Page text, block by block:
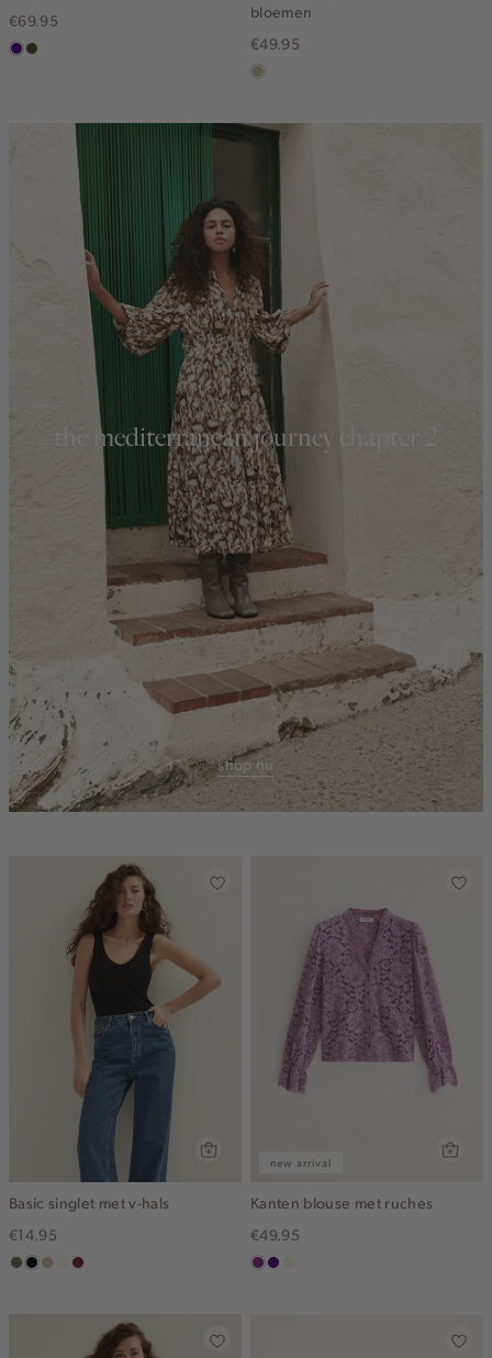
€69.95
indigogroen,
bloemen
€49.95
lichtzand
the mediterranean journey chapter 2
shop nu
Basic singlet met v-hals
€14.95
middenbruin
zwartlichtzand
wit,bordeaux
new arrival
Kanten blouse met ruches
€49.95
middenpaars
indigo